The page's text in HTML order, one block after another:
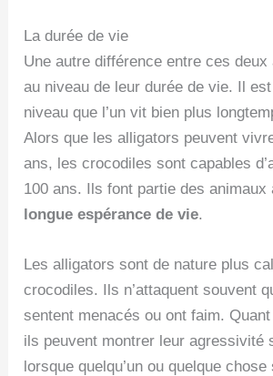
La durée de vie
Une autre différence entre ces
au niveau de leur durée de vie. Il
niveau que l’un vit bien plus
Alors que les alligators peuvent
ans, les crocodiles sont capables
100 ans. Ils font partie des animaux
longue espérance de vie.
Les alligators sont de nature plus
crocodiles. Ils n’attaquent souvent
sentent menacés ou ont faim.
ils peuvent montrer leur agressivité
lorsque quelqu’un ou quelque chose